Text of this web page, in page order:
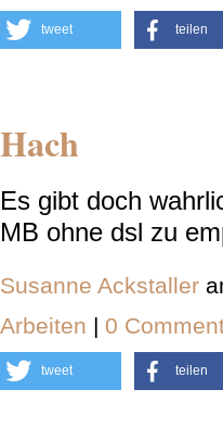
tweet teilen
Hach
Es gibt doch
MB ohne dsl zu
Susanne Ackstaller
Arbeiten | 0
tweet teilen